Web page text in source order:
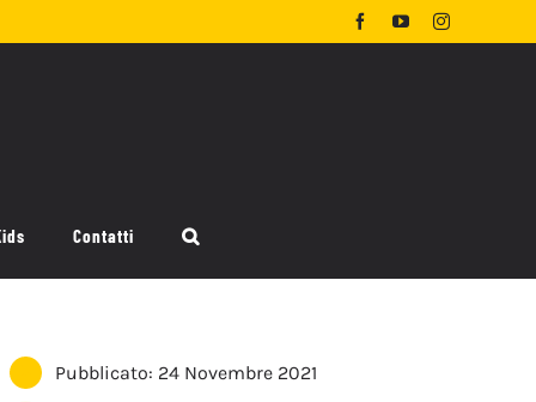
FacebookYouTubeInstagram
Contatti
Pubblicato: 24 Novembre 2021